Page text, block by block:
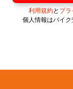
利用規約と プラ
個人情報はバイク